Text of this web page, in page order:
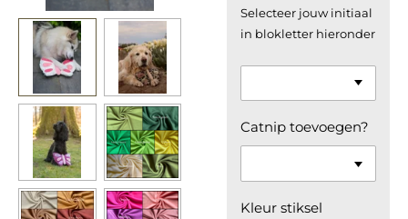
Selecteer jouw initiaal
in blokletter hieronder
Catnip toevoegen?
Kleur stiksel